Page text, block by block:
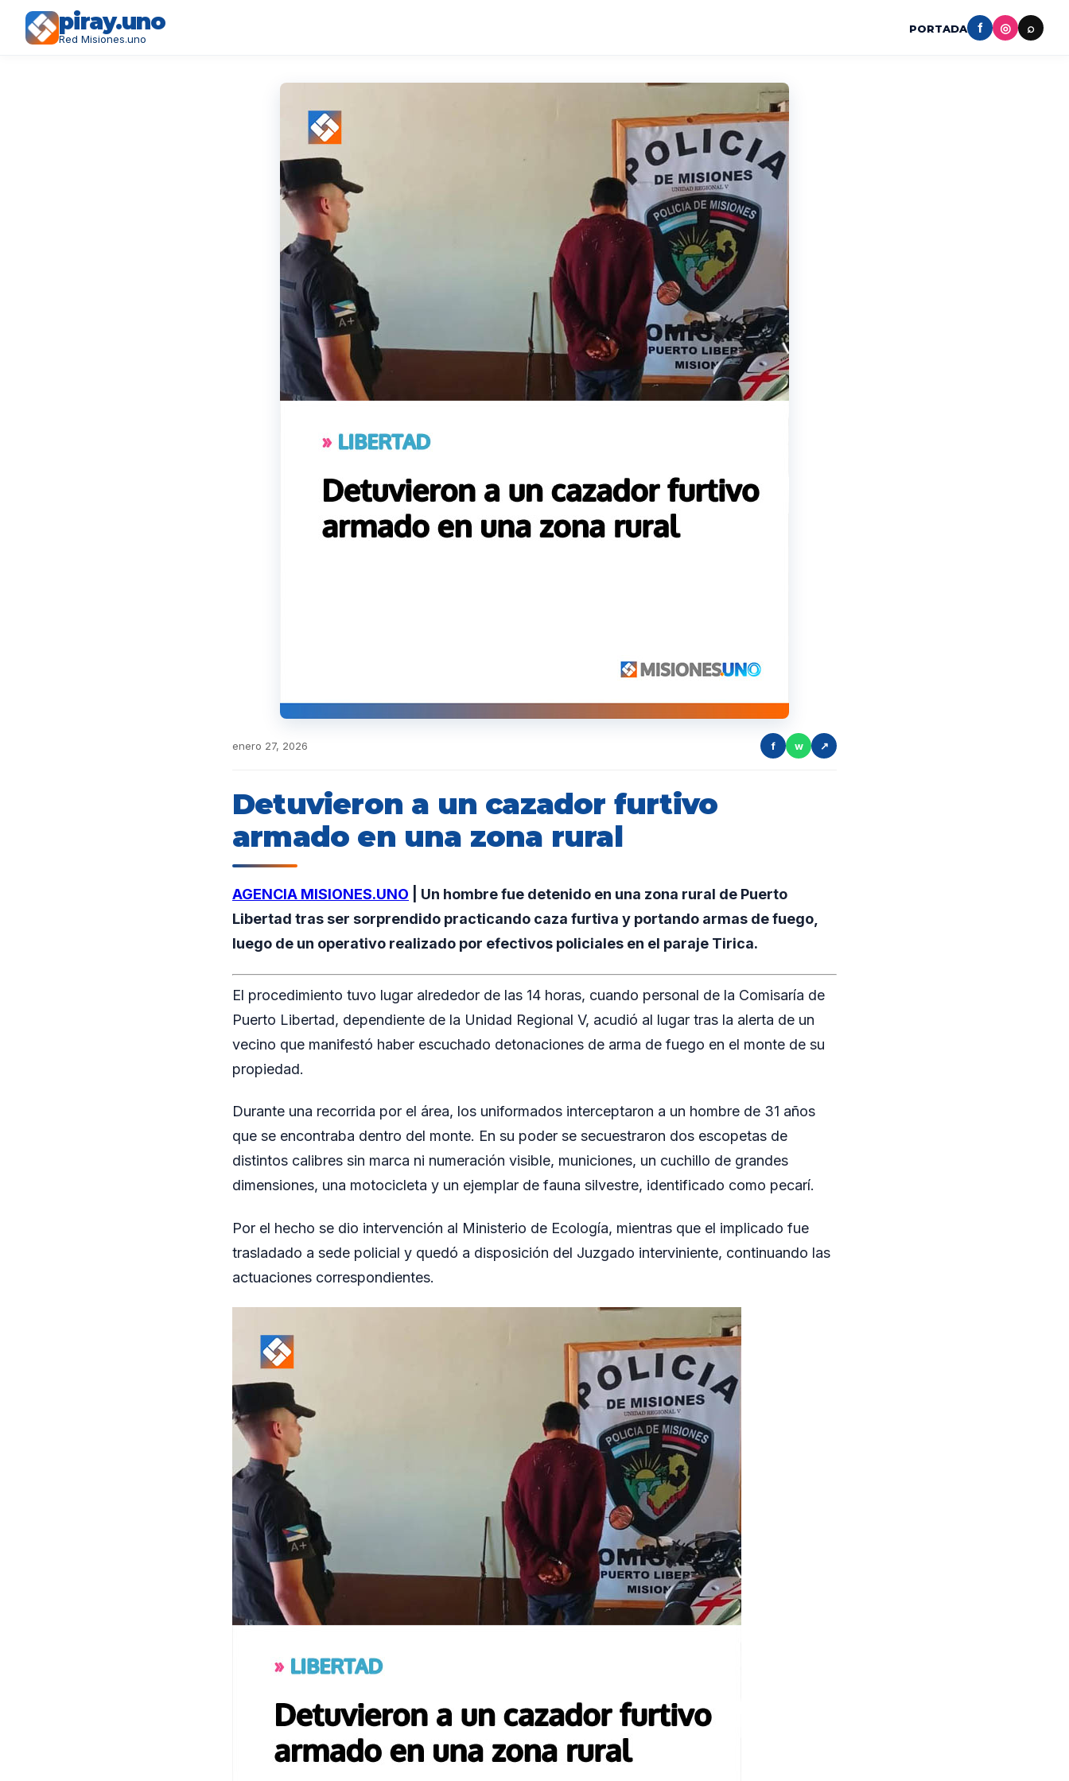
piray.uno
Red Misiones.uno
PORTADA f ◎ ⌕
enero 27, 2026 f w ↗
Detuvieron a un cazador furtivo
armado en una zona rural
AGENCIA MISIONES.UNO | Un hombre fue detenido en una zona rural de Puerto
Libertad tras ser sorprendido practicando caza furtiva y portando armas de fuego,
luego de un operativo realizado por efectivos policiales en el paraje Tirica.
El procedimiento tuvo lugar alrededor de las 14 horas, cuando personal de la Comisaría de
Puerto Libertad, dependiente de la Unidad Regional V, acudió al lugar tras la alerta de un
vecino que manifestó haber escuchado detonaciones de arma de fuego en el monte de su
propiedad.
Durante una recorrida por el área, los uniformados interceptaron a un hombre de 31 años
que se encontraba dentro del monte. En su poder se secuestraron dos escopetas de
distintos calibres sin marca ni numeración visible, municiones, un cuchillo de grandes
dimensiones, una motocicleta y un ejemplar de fauna silvestre, identificado como pecarí.
Por el hecho se dio intervención al Ministerio de Ecología, mientras que el implicado fue
trasladado a sede policial y quedó a disposición del Juzgado interviniente, continuando las
actuaciones correspondientes.